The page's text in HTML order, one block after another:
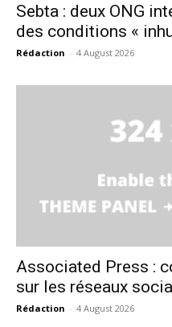
Sebta : deux ONG
des conditions «
Rédaction - 4 August 2026
Associated Press :
sur les réseaux
Rédaction - 4 August 2026